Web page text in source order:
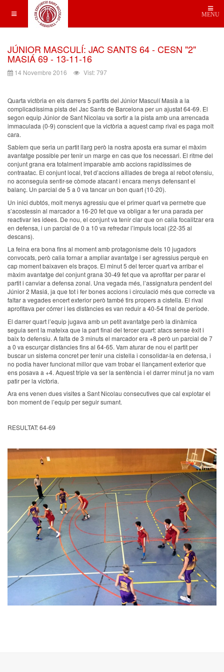
MENU
JÚNIOR MASCULÍ: JAC SANTS 64 - CESN "2"
MASIÁ 69 - 13-11-16
14 Novembre 2016 Vist: 797
Quarta victòria en els darrers 5 partits del Júnior Masculí Masià a la
complicadíssima pista del Jac Sants de Barcelona per un ajustat 64-69. El
segon equip Júnior de Sant Nicolau va sortir a la pista amb una arrencada
immaculada (0-9) conscient que la victòria a aquest camp rival es paga molt
cara.
Sabíem que seria un partit llarg però la nostra aposta era sumar el màxim
avantatge possible per tenir un marge en cas que fos necessari. El ritme del
conjunt grana era totalment imparable amb accions rapidíssimes de
contraatac. El conjunt local, tret d’accions aïllades de brega al rebot ofensiu,
no aconseguia sentir-se còmode atacant i encara menys defensant el
balanç. Un parcial de 5 a 0 va tancar un bon quart (10-20).
Un inici dubtós, molt menys agressiu que el primer quart va permetre que
s’acostessin al marcador a 16-20 fet que va obligar a fer una parada per
reactivar les idees. De nou, el conjunt va tenir clar que on calia focalitzar era
en defensa, i un parcial de 0 a 10 va refredar l’impuls local (22-35 al
descans).
La feina era bona fins al moment amb protagonisme dels 10 jugadors
convocats, però calia tornar a ampliar avantatge i ser agressius perquè en
cap moment baixaven els braços. El minut 5 del tercer quart va arribar el
màxim avantatge del conjunt grana 30-49 fet que va aprofitar per parar el
partit i canviar a defensa zonal. Una vegada més, l’assignatura pendent del
Júnior 2 Masiá, ja que tot i fer bones accions i circulació més que correcte va
faltar a vegades encert exterior però també tirs propers a cistella. El rival
aprofitava per córrer i les distàncies es van reduir a 40-54 final de període.
El darrer quart l’equip jugava amb un petit avantatge però la dinàmica
seguia sent la mateixa que la part final del tercer quart: atacs sense èxit i
baix to defensiu. A falta de 3 minuts el marcador era +8 però un parcial de 7
a 0 va escurçar distàncies fins al 64-65. Vam aturar de nou el partit per
buscar un sistema concret per tenir una cistella i consolidar-la en defensa, i
no podia haver funcionat millor que vam trobar el llançament exterior que
ens posava a +4. Aquest triple va ser la sentència i el darrer minut ja no vam
patir per la victòria.
Ara ens venen dues visites a Sant Nicolau consecutives que cal explotar el
bon moment de l’equip per seguir sumant.
RESULTAT: 64-69